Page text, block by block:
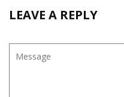
LEAVE A REPLY